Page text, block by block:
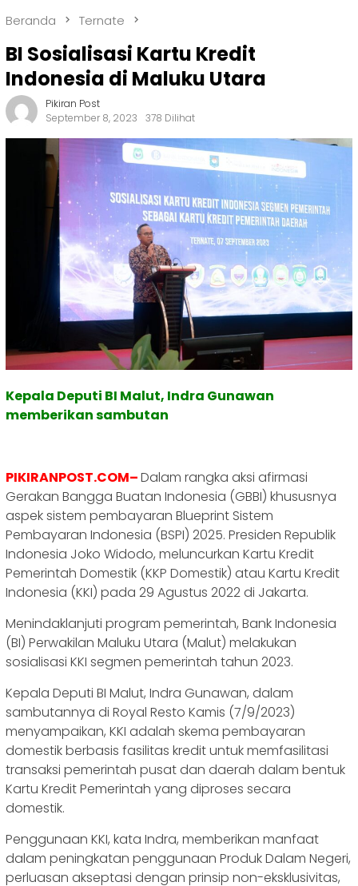
Beranda Ternate
BI Sosialisasi Kartu Kredit
Indonesia di Maluku Utara
Pikiran Post
September 8, 2023
378 Dilihat
Kepala Deputi BI Malut, Indra Gunawan
memberikan sambutan
PIKIRANPOST.COM–Dalam rangka aksi afirmasi
Gerakan Bangga Buatan Indonesia (GBBI) khususnya
aspek sistem pembayaran Blueprint Sistem
Pembayaran Indonesia (BSPI) 2025. Presiden Republik
Indonesia Joko Widodo, meluncurkan Kartu Kredit
Pemerintah Domestik (KKP Domestik) atau Kartu Kredit
Indonesia (KKI) pada 29 Agustus 2022 di Jakarta.
Menindaklanjuti program pemerintah, Bank Indonesia
(BI) Perwakilan Maluku Utara (Malut) melakukan
sosialisasi KKI segmen pemerintah tahun 2023.
Kepala Deputi BI Malut, Indra Gunawan, dalam
sambutannya di Royal Resto Kamis (7/9/2023)
menyampaikan, KKI adalah skema pembayaran
domestik berbasis fasilitas kredit untuk memfasilitasi
transaksi pemerintah pusat dan daerah dalam bentuk
Kartu Kredit Pemerintah yang diproses secara
domestik.
Penggunaan KKI, kata Indra, memberikan manfaat
dalam peningkatan penggunaan Produk Dalam Negeri,
perluasan akseptasi dengan prinsip non-eksklusivitas,